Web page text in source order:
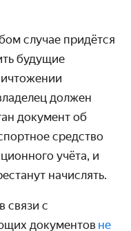
случае придётся
будущие
должен
документ об
средство
учёта, и
начислять.
связи с
документов не